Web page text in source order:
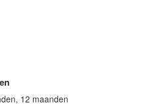
12 maanden